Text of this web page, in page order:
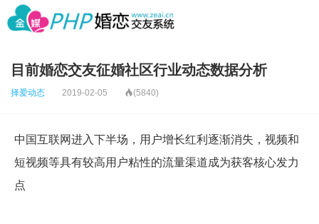
目前婚恋交友征婚社区行业动态数据分析
择爱动态 2019-02-05 (5840)
中国互联网进入下半场，用户增长红利逐渐消失，视频和
短视频等具有较高用户粘性的流量渠道成为获客核心发力
点